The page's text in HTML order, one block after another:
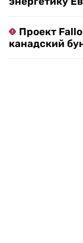
Проект
канадский